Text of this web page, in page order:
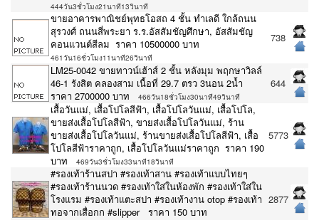
444วัน3ชั่วโมง21นาที13วินาที
ขายอาคารพาณิชย์พุทธโอสถ 4 ชั้น ทำเลดี ใกล้ถนน
สุรวงศ์ ถนนสี่พระยา ร.ร.อัสสัมชัญศึกษา, อัสสัมชัญ
คอนแวนต์สีลม ราคา 10500000 บาท
461วัน16ชั่วโมง11นาที26วินาที
738
LM25-0042 ขายทาวน์เฮ้าส์ 2 ชั้น หลังมุม พฤกษาวิลล์
46-1 รังสิต คลองสาม เนื้อที่ 29.7 ตรว 3นอน 2น้ำ
ราคา 2700000 บาท
466วัน18ชั่วโมง30นาที49วินาที
644
เสื้อวันแม่, เสื้อโปโลสีฟ้า, เสื้อโปโลวันแม่, เสื้อโปโล,
ขายส่งเสื้อโปโลสีฟ้า, ขายส่งเสื้อโปโลวันแม่, ร้าน
ขายส่งเสื้อโปโลวันแม่, ร้านขายส่งเสื้อโปโลสีฟ้า, เสื้อ
โปโลสีฟ้าราคาถูก, เสื้อโปโลวันแม่ราคาถูก ราคา 190
บาท
469วัน3ชั่วโมง33นาที18วินาที
5773
#รองเท้าร้านสปา #รองเท้าสาน #รองเท้าแบบไทยๆ
#รองเท้าร้านนวด #รองเท้าใส่ในห้องพัก #รองเท้าใส่ใน
โรงแรม #รองเท้าแตะสปา #รองเท้างาน otop #รองเท้า
ทอจากเสื่อกก #slipper ราคา 150 บาท
2877